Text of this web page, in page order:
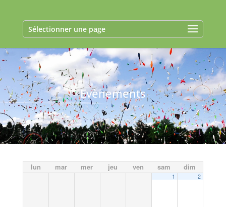
Sélectionner une page
Evènements
lun mar mer jeu ven sam dim
1 2